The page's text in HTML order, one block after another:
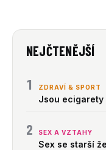
NEJČTENĚJŠÍ
1 ZDRAVÍ & SPORT
Jsou ecigarety
2 SEX A VZTAHY
Sex se starší